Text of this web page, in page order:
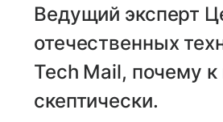
Ведущий эксперт
отечественных
Tech Mail, почему
скептически.